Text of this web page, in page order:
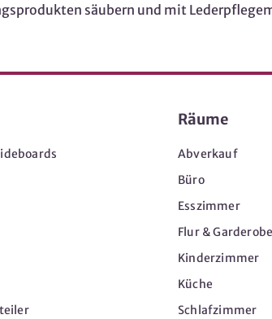
säubern und mit
Räume
Abverkauf
Büro
Esszimmer
Flur & Garderobe
Kinderzimmer
Küche
Schlafzimmer